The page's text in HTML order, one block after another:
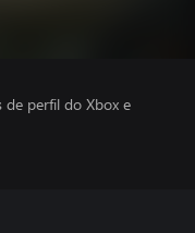
de perfil do Xbox e